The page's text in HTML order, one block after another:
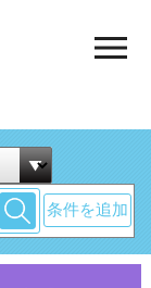
条件を追加